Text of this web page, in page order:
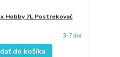
Hobby 7L Postrekovač
3-7 dní
do košíka